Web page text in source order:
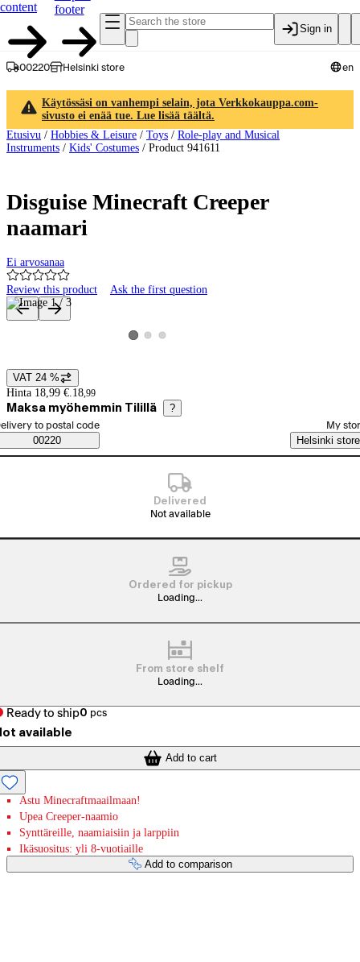
content
footer
Sign in
00220 Helsinki store en
Käytössäsi on vanhempi selain, jota Verkkokauppa.com-
sivusto ei enää tue. Lue lisää täältä.
Etusivu / Hobbies & Leisure / Toys / Role-play and Musical
Instruments / Kids' Costumes / Product 941611
Disguise Minecraft Creeper
naamari
Ei arvosanaa
Review this product Ask the first question
Product images and videos
View product image 1
View product image 2
View product image 3
Price details
VAT 24 %
Hinta 18,99 €. 18,99
Maksa myöhemmin Tilillä ?
Saatavuustiedot
order method
to postal code
00220
My
Helsinki store
Delivered
Not available
Ordered for pickup
Loading...
From store shelf
Loading...
Ready to ship0 pcs
available
Add to cart
Astu Minecraftmaailmaan!
Upea Creeper-naamio
Synttäreille, naamiaisiin ja larppiin
Ikäsuositus: yli 8-vuotiaille
Add to comparison